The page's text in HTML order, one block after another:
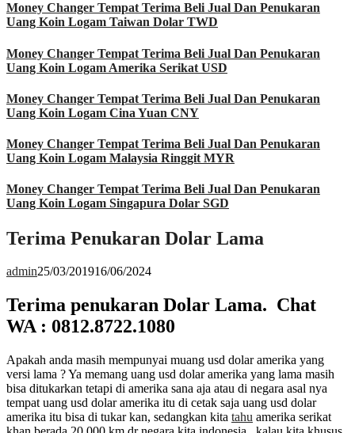
Money Changer Tempat Terima Beli Jual Dan Penukaran
Uang Koin Logam Taiwan Dolar TWD
Money Changer Tempat Terima Beli Jual Dan Penukaran
Uang Koin Logam Amerika Serikat USD
Money Changer Tempat Terima Beli Jual Dan Penukaran
Uang Koin Logam Cina Yuan CNY
Money Changer Tempat Terima Beli Jual Dan Penukaran
Uang Koin Logam Malaysia Ringgit MYR
Money Changer Tempat Terima Beli Jual Dan Penukaran
Uang Koin Logam Singapura Dolar SGD
Terima Penukaran Dolar Lama
admin25/03/201916/06/2024
Terima penukaran Dolar Lama. Chat
WA : 0812.8722.1080
Apakah anda masih mempunyai muang usd dolar amerika yang
versi lama ? Ya memang uang usd dolar amerika yang lama masih
bisa ditukarkan tetapi di amerika sana aja atau di negara asal nya
tempat uang usd dolar amerika itu di cetak saja uang usd dolar
amerika itu bisa di tukar kan, sedangkan kita tahu amerika serikat